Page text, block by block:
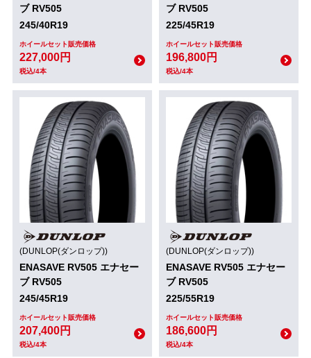
ブ RV505
245/40R19
ホイールセット販売価格
227,000円
税込/4本
ブ RV505
225/45R19
ホイールセット販売価格
196,800円
税込/4本
(DUNLOP(ダンロップ))
ENASAVE RV505 エナセー
ブ RV505
245/45R19
ホイールセット販売価格
207,400円
税込/4本
(DUNLOP(ダンロップ))
ENASAVE RV505 エナセー
ブ RV505
225/55R19
ホイールセット販売価格
186,600円
税込/4本